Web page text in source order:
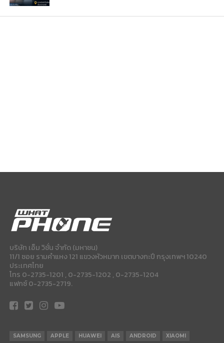
บริษัท เอ็ม วิชั่น จำกัด (มหาชน)
11/1 ซอย รามคำแหง 121 แขวงหัวหมาก เขตบางกะปี กรุงเทพฯ 10240
ประเทศไทย
โทร 0-2735-1201 , 0-2735-1202 , 0-2735-1204
แฟกซ์ 0-2735-2719.
SAMSUNG APPLE HUAWEI AIS ANDROID
XIAOMI